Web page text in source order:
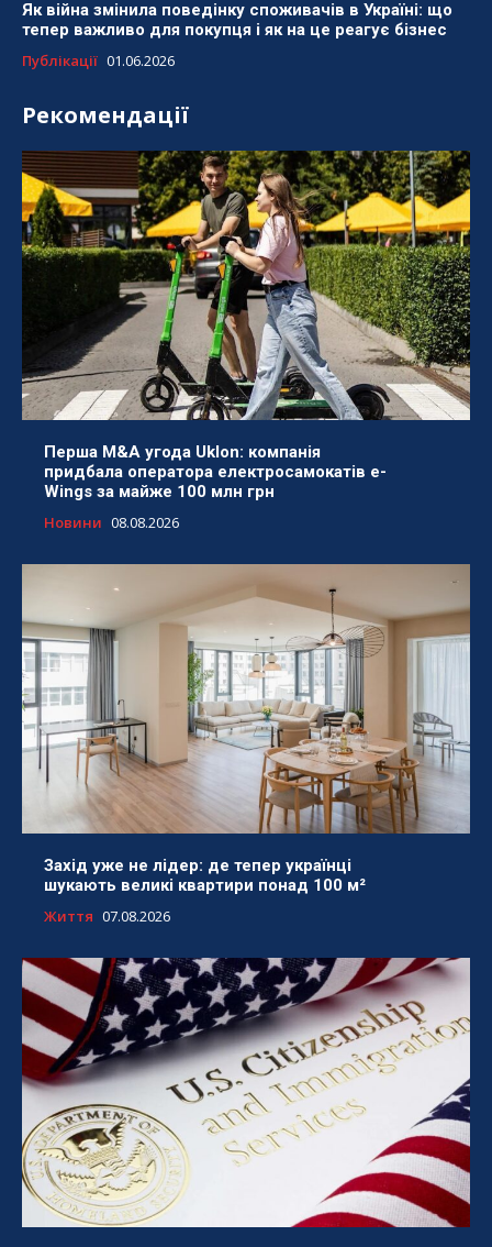
Як війна змінила поведінку споживачів в Україні: що
тепер важливо для покупця і як на це реагує бізнес
Публікації 01.06.2026
Рекомендації
Перша M&A угода Uklon: компанія
придбала оператора електросамокатів e-
Wings за майже 100 млн грн
Новини 08.08.2026
Захід уже не лідер: де тепер українці
шукають великі квартири понад 100 м²
Життя 07.08.2026